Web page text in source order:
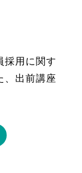
採用に関す
、出前講座